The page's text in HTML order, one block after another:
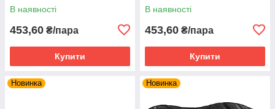
В наявності
453,60 ₴/пара
Купити
В наявності
453,60 ₴/пара
Купити
Новинка Новинка